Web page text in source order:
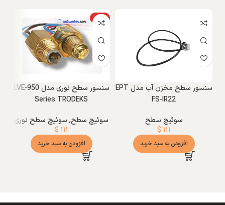
سنسور سطح مخزن آب مدل EPT
FS-IR22
سوئیچ سطح
$ ۱۱۱
افزودن به سبد خرید
ویژه
سنسور سطح نوری مدل LVE-950
Series TRODEKS
سوئیچ سطح, سوئیچ سطح نوری
$ ۱۱۱
افزودن به سبد خرید